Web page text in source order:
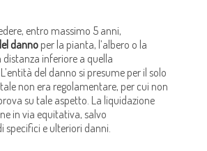
entro massimo 5 anni,
danno per la pianta, l’albero o la
inferiore a quella
del danno si presume per il solo
non era regolamentare, per cui non
su tale aspetto. La liquidazione
in via equitativa, salvo
specifici e ulteriori danni.